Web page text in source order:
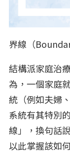
界線（
結構派家庭治
為，一個家庭
統（例如夫婦
系統有其特別
線」，換句話
以此掌握該如